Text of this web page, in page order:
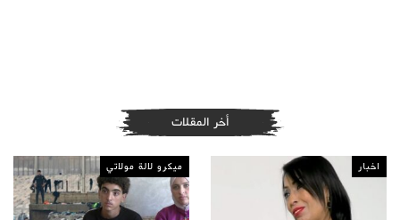
أخر المقلات
اخبار ميكرو لالة مولاتي